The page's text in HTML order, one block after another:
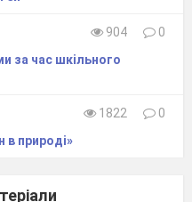
От і поговоримо
вчителя
904
0
за час шкільного
1822
0
в природі»